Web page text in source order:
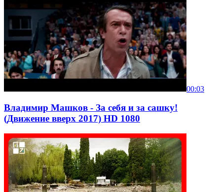
00:03
Владимир Машков - За себя и за сашку!
(Движение вверх 2017) HD 1080